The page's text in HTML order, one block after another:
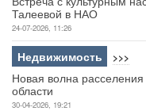
Талеевой в НАО
24-07-2026, 11:26
Недвижимость >>>
Новая волна
области
30-04-2026, 19:21